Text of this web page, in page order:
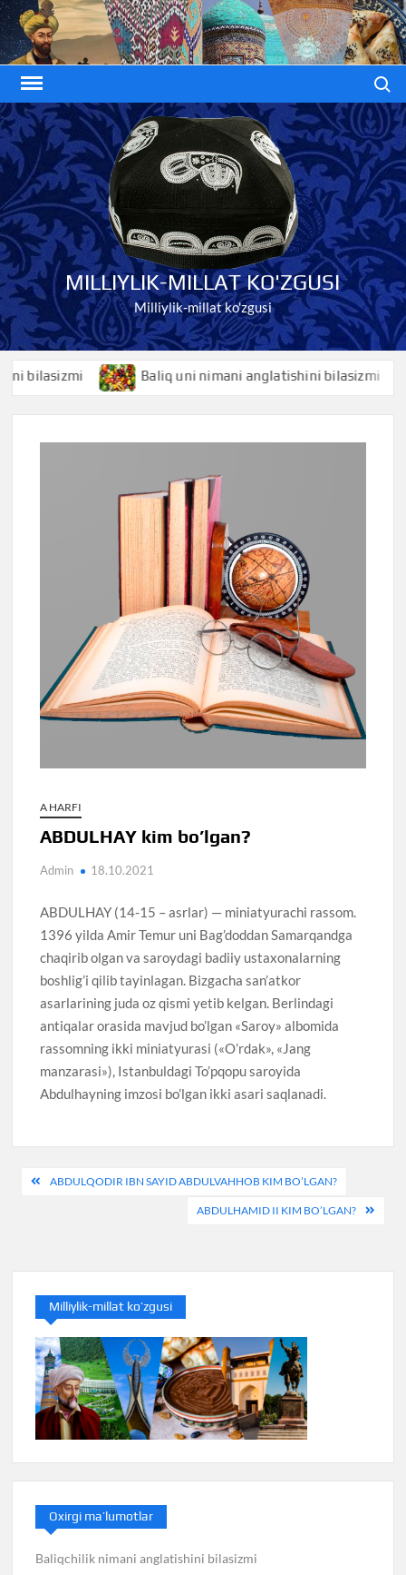
Skip
to
content
MILLIYLIK-MILLAT KO'ZGUSI
Milliylik-millat ko'zgusi
Baliq uni nimani anglatishini bilasizmi
A HARFI
ABDULHAY kim bo’lgan?
Admin 18.10.2021
ABDULHAY (14-15 – asrlar) — miniatyurachi rassom.
1396 yilda Amir Temur uni Bag’doddan Samarqandga
chaqirib olgan va saroydagi badiiy ustaxonalarning
boshlig’i qilib tayinlagan. Bizgacha san’atkor
asarlarining juda oz qismi yetib kelgan. Berlindagi
antiqalar orasida mavjud bo’lgan «Saroy» albomida
rassomning ikki miniatyurasi («O’rdak», «Jang
manzarasi»), Istanbuldagi To’pqopu saroyida
Abdulhayning imzosi bo’lgan ikki asari saqlanadi.
PostABDULQODIR IBN SAYID ABDULVAHHOB KIM BO’LGAN?
ABDULHAMID II KIM BO’LGAN?
Milliylik-millat ko’zgusi
Oxirgi ma’lumotlar
Baliqchilik nimani anglatishini bilasizmi